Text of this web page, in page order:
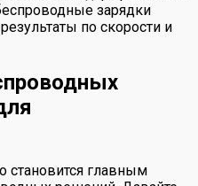
зарядки
по скорости и
становится главным